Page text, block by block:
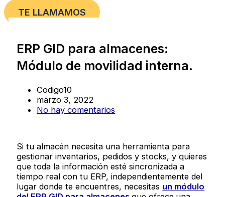
TE LLAMAMOS
ERP GID para almacenes:
Módulo de movilidad interna.
Codigo10
marzo 3, 2022
No hay comentarios
Si tu almacén necesita una herramienta para
gestionar inventarios, pedidos y stocks, y quieres
que toda la información esté sincronizada a
tiempo real con tu ERP, independientemente del
lugar donde te encuentres, necesitas un módulo